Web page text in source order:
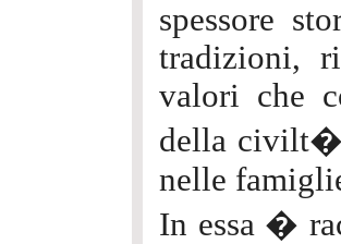
spessore
tradizioni,
valori che
della civilt�
nelle
In essa �